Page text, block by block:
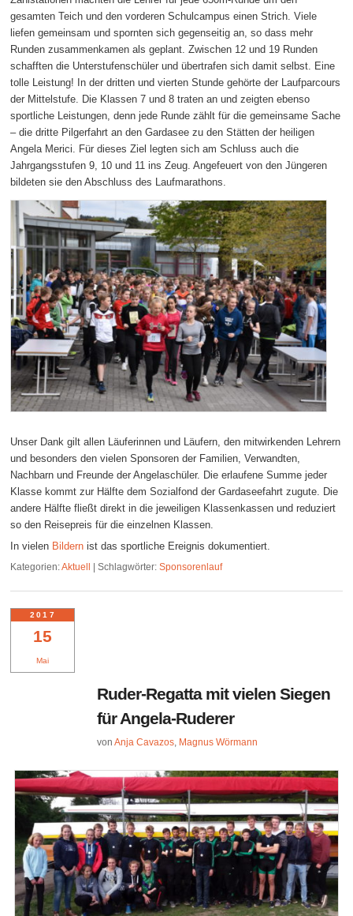
gesamten Teich und den vorderen Schulcampus einen Strich. Viele
liefen gemeinsam und spornten sich gegenseitig an, so dass mehr
Runden zusammenkamen als geplant. Zwischen 12 und 19 Runden
schafften die Unterstufenschüler und übertrafen sich damit selbst. Eine
tolle Leistung! In der dritten und vierten Stunde gehörte der Laufparcours
der Mittelstufe. Die Klassen 7 und 8 traten an und zeigten ebenso
sportliche Leistungen, denn jede Runde zählt für die gemeinsame Sache
– die dritte Pilgerfahrt an den Gardasee zu den Stätten der heiligen
Angela Merici. Für dieses Ziel legten sich am Schluss auch die
Jahrgangsstufen 9, 10 und 11 ins Zeug. Angefeuert von den Jüngeren
bildeten sie den Abschluss des Laufmarathons.
Unser Dank gilt allen Läuferinnen und Läufern, den mitwirkenden Lehrern
und besonders den vielen Sponsoren der Familien, Verwandten,
Nachbarn und Freunde der Angelaschüler. Die erlaufene Summe jeder
Klasse kommt zur Hälfte dem Sozialfond der Gardaseefahrt zugute. Die
andere Hälfte fließt direkt in die jeweiligen Klassenkassen und reduziert
so den Reisepreis für die einzelnen Klassen.
In vielen Bildern ist das sportliche Ereignis dokumentiert.
Kategorien:Aktuell |Schlagwörter: Sponsorenlauf
15
Mai
2017
Ruder-Regatta mit vielen Siegen
für Angela-Ruderer
vonAnja Cavazos, Magnus Wörmann